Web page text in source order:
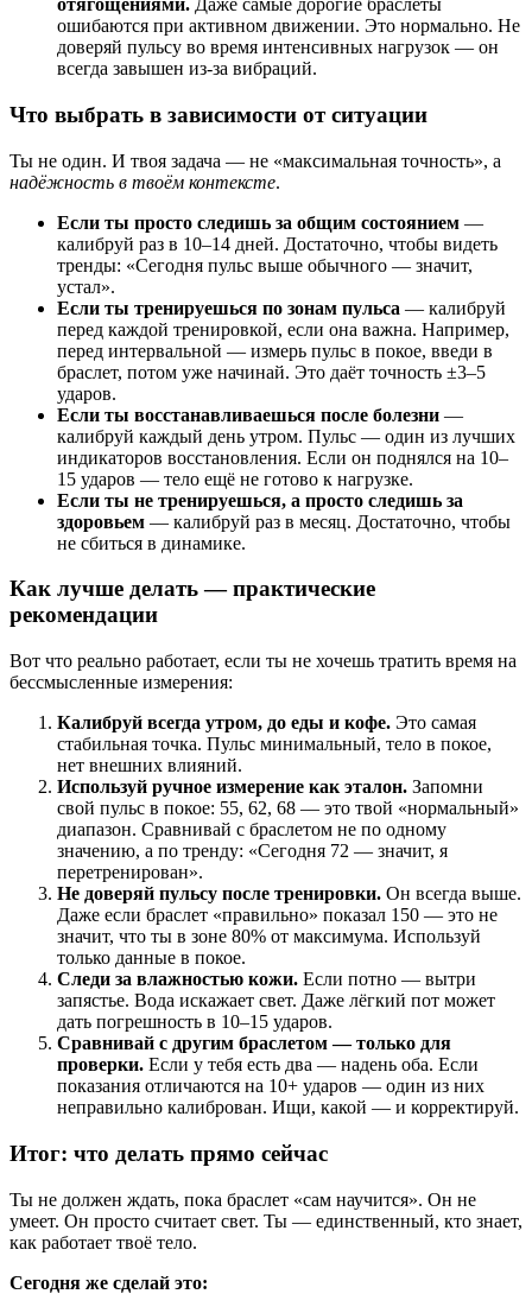
отягощениями. Даже самые дорогие браслеты
ошибаются при активном движении. Это нормально. Не
доверяй пульсу во время интенсивных нагрузок — он
всегда завышен из-за вибраций.
Что выбрать в зависимости от ситуации
Ты не один. И твоя задача — не «максимальная точность», а
надёжность в твоём контексте.
Если ты просто следишь за общим состоянием —
калибруй раз в 10–14 дней. Достаточно, чтобы видеть
тренды: «Сегодня пульс выше обычного — значит,
устал».
Если ты тренируешься по зонам пульса — калибруй
перед каждой тренировкой, если она важна. Например,
перед интервальной — измерь пульс в покое, введи в
браслет, потом уже начинай. Это даёт точность ±3–5
ударов.
Если ты восстанавливаешься после болезни —
калибруй каждый день утром. Пульс — один из лучших
индикаторов восстановления. Если он поднялся на 10–
15 ударов — тело ещё не готово к нагрузке.
Если ты не тренируешься, а просто следишь за
здоровьем — калибруй раз в месяц. Достаточно, чтобы
не сбиться в динамике.
Как лучше делать — практические
рекомендации
Вот что реально работает, если ты не хочешь тратить время на
бессмысленные измерения:
Калибруй всегда утром, до еды и кофе. Это самая
стабильная точка. Пульс минимальный, тело в покое,
нет внешних влияний.
Используй ручное измерение как эталон. Запомни
свой пульс в покое: 55, 62, 68 — это твой «нормальный»
диапазон. Сравнивай с браслетом не по одному
значению, а по тренду: «Сегодня 72 — значит, я
перетренирован».
Не доверяй пульсу после тренировки. Он всегда выше.
Даже если браслет «правильно» показал 150 — это не
значит, что ты в зоне 80% от максимума. Используй
только данные в покое.
Следи за влажностью кожи. Если потно — вытри
запястье. Вода искажает свет. Даже лёгкий пот может
дать погрешность в 10–15 ударов.
Сравнивай с другим браслетом — только для
проверки. Если у тебя есть два — надень оба. Если
показания отличаются на 10+ ударов — один из них
неправильно калиброван. Ищи, какой — и корректируй.
Итог: что делать прямо сейчас
Ты не должен ждать, пока браслет «сам научится». Он не
умеет. Он просто считает свет. Ты — единственный, кто знает,
как работает твоё тело.
Сегодня же сделай это: